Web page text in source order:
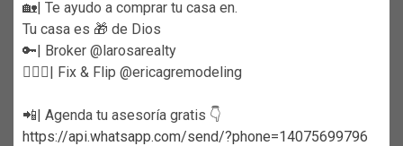
🏡| Te ayudo a comprar tu casa en.
Tu casa es 🎁 de Dios
🔑| Broker @larosarealty
👷🏼‍♀️| Fix & Flip @ericagremodeling
📲| Agenda tu asesoría gratis 👇
https://api.whatsapp.com/send/?phone=14075699796